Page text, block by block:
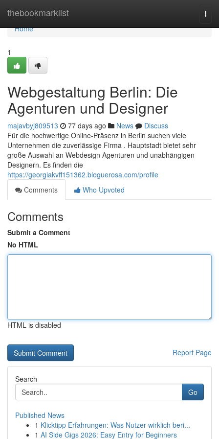
thebookmarklist
Home
Home
1
Webgestaltung Berlin: Die
Agenturen und Designer
majavbyj809513 77 days ago News
Discuss
Für die hochwertige Online-Präsenz in Berlin suchen viele
Unternehmen die zuverlässige Firma . Hauptstadt bietet sehr
große Auswahl an Webdesign Agenturen und unabhängigen
Designern. Es finden die
https://georgiakvff151362.bloguerosa.com/profile
Comments
Who Upvoted
Comments
Submit a Comment
No HTML
HTML is disabled
Report Page
Search
Go
Published News
1 Klicktipp Erfahrungen: Was Nutzer wirklich beri...
1 AI Side Gigs 2026: Easy Entry for Beginners